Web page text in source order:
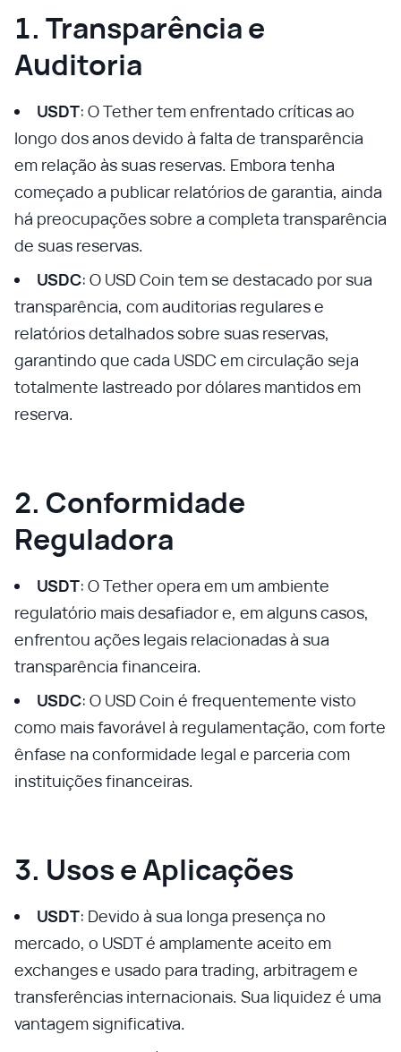
1. Transparência e
Auditoria
USDT: O Tether tem enfrentado críticas ao
longo dos anos devido à falta de transparência
em relação às suas reservas. Embora tenha
começado a publicar relatórios de garantia, ainda
há preocupações sobre a completa transparência
de suas reservas.
USDC: O USD Coin tem se destacado por sua
transparência, com auditorias regulares e
relatórios detalhados sobre suas reservas,
garantindo que cada USDC em circulação seja
totalmente lastreado por dólares mantidos em
reserva.
2. Conformidade
Reguladora
USDT: O Tether opera em um ambiente
regulatório mais desafiador e, em alguns casos,
enfrentou ações legais relacionadas à sua
transparência financeira.
USDC: O USD Coin é frequentemente visto
como mais favorável à regulamentação, com forte
ênfase na conformidade legal e parceria com
instituições financeiras.
3. Usos e Aplicações
USDT: Devido à sua longa presença no
mercado, o USDT é amplamente aceito em
exchanges e usado para trading, arbitragem e
transferências internacionais. Sua liquidez é uma
vantagem significativa.